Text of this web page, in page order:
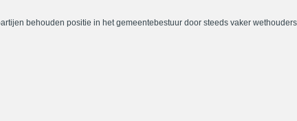
behouden positie in het gemeentebestuur door steeds vaker wethouders